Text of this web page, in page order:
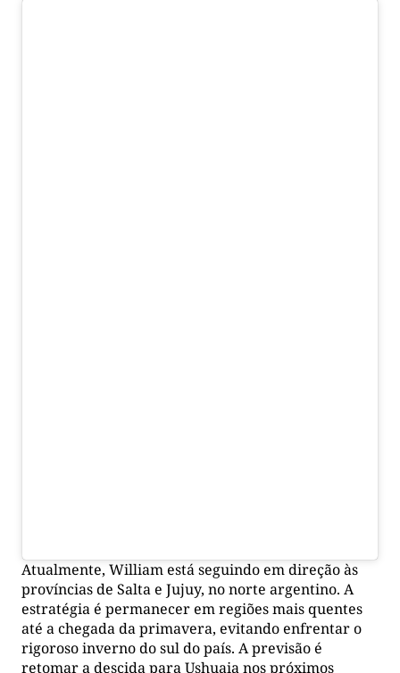
Atualmente, William está seguindo em direção às
províncias de Salta e Jujuy, no norte argentino. A
estratégia é permanecer em regiões mais quentes
até a chegada da primavera, evitando enfrentar o
rigoroso inverno do sul do país. A previsão é
retomar a descida para Ushuaia nos próximos